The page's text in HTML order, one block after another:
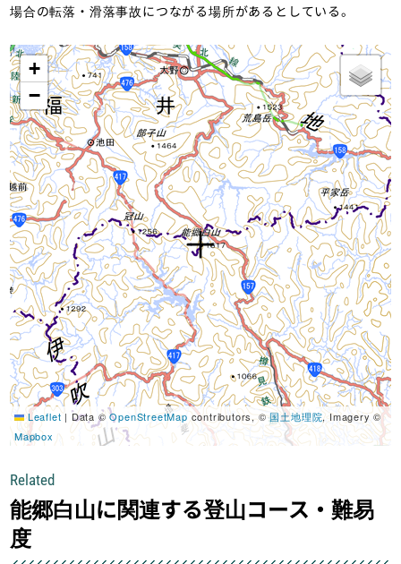
場合の転落・滑落事故につながる場所があるとしている。
+
−
Leaflet | Data ©OpenStreetMapcontributors, ©国土地理院, Imagery ©
Mapbox
Related
能郷白山に関連する登山コース・難易
度